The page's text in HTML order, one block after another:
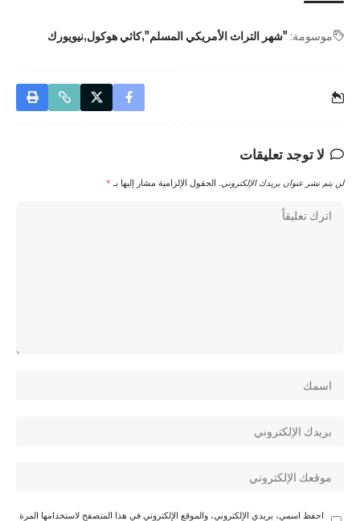
موسومة: "شهر التراث الأمريكي المسلم" كاثي هوكول نيويورك
لا توجد تعليقات
لن يتم نشر عنوان بريدك الإلكتروني. الحقول الإلزامية مشار إليها بـ *
احفظ اسمي، بريدي الإلكتروني، والموقع الإلكتروني في هذا المتصفح لاستخدامها المرة